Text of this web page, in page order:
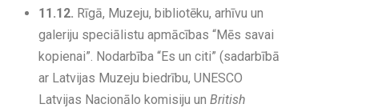
11.12. Rīgā, Muzeju, bibliotēku, arhīvu un
galeriju speciālistu apmācības “Mēs savai
kopienai”. Nodarbība “Es un citi” (sadarbībā
ar Latvijas Muzeju biedrību, UNESCO
Latvijas Nacionālo komisiju un British